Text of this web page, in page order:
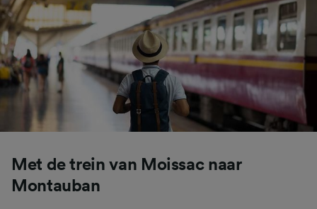
Met de trein van Moissac naar
Montauban
gevraagd om je niet te volgen.
Wij en onze partners verwerken gegevens
voor de volgende doeleinden:
Precieze geolocatiegegevens gebruiken. De
apparaatkenmerken actief scannen ter
identificatie. Informatie op een apparaat
opslaan en/of openen. Gepersonaliseerde
ontwikkeling van diensten.
Partnerlijst (derden)